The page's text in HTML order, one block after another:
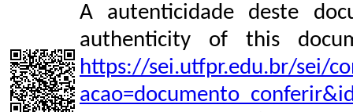
A autenticidade deste
authenticity of this
https://sei.utfpr.edu.br/sei/